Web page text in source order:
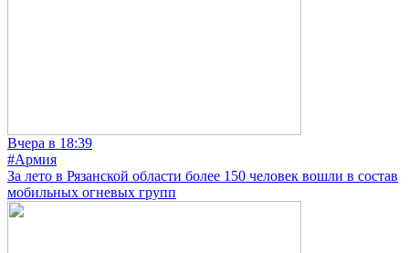
Вчера в 18:39
#Армия
За лето в Рязанской области более 150 человек вошли в состав
мобильных огневых групп